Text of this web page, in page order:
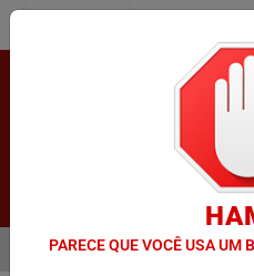
Pesquisar Notícia
GRANDES FILAS
PARECE QUE VOCÊ USA UM